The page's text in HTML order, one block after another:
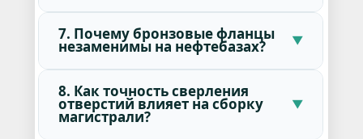
7. Почему бронзовые фланцы
незаменимы на нефтебазах?
8. Как точность сверления
отверстий влияет на сборку
магистрали?